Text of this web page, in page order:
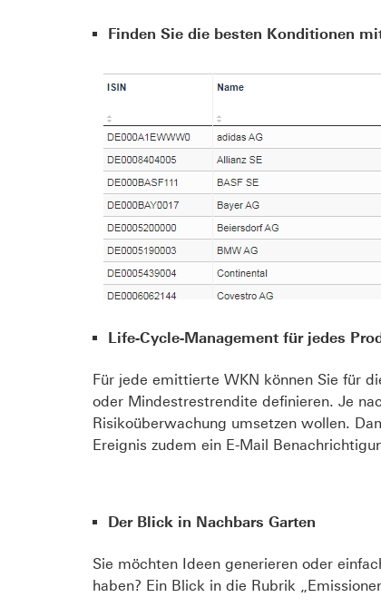
Finden Sie die besten Konditionen
Life-Cycle-Management für jedes
Für jede emittierte WKN können Sie für
oder Mindestrestrendite definieren. Je
Risikoüberwachung umsetzen wollen.
Ereignis zudem ein E-Mail
Der Blick in Nachbars Garten
Sie möchten Ideen generieren oder
haben? Ein Blick in die Rubrik